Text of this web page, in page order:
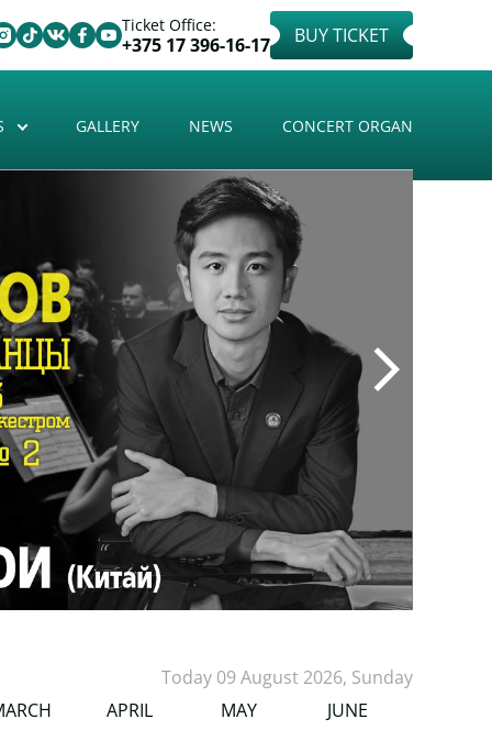
Ticket Office:
+375 17 396-16-17 BUY TICKET
GALLERY NEWS CONCERT ORGAN
Today 09 August 2026, Sunday
APRIL MAY JUNE